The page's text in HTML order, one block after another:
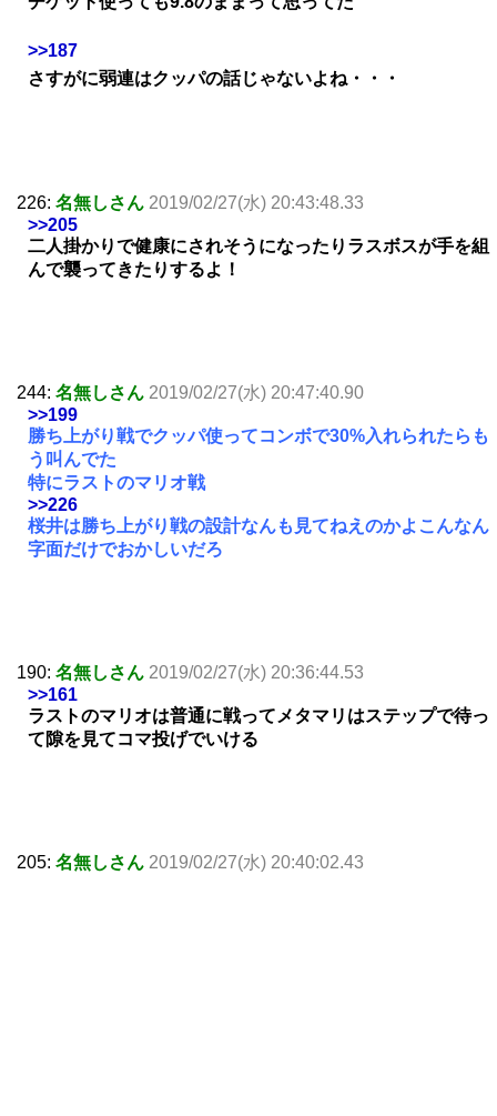
>>187
さすがに弱連はクッパの話じゃないよね・・・
226: 名無しさん 2019/02/27(水) 20:43:48.33
>>205
二人掛かりで健康にされそうになったりラスボスが手を組
んで襲ってきたりするよ！
244: 名無しさん 2019/02/27(水) 20:47:40.90
>>199
勝ち上がり戦でクッパ使ってコンボで30%入れられたらも
う叫んでた
特にラストのマリオ戦
>>226
桜井は勝ち上がり戦の設計なんも見てねえのかよこんなん
字面だけでおかしいだろ
190: 名無しさん 2019/02/27(水) 20:36:44.53
>>161
ラストのマリオは普通に戦ってメタマリはステップで待っ
て隙を見てコマ投げでいける
205: 名無しさん 2019/02/27(水) 20:40:02.43